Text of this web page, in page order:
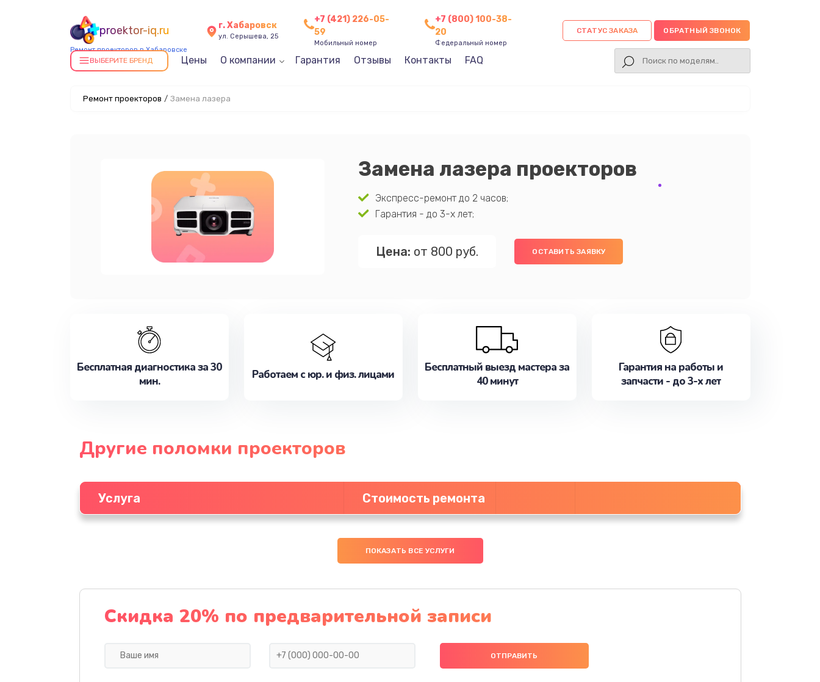
proektor-iq.ru
Ремонт проекторов в Хабаровске
г. Хабаровск
ул. Серышева, 25
+7 (421) 226-05-
59
Мобильный номер
+7 (800) 100-38-
20
Федеральный номер
СТАТУС ЗАКАЗА ОБРАТНЫЙ ЗВОНОК
ВЫБЕРИТЕ БРЕНД Цены О компании Гарантия Отзывы Контакты FAQ
Ремонт проекторов / Замена лазера
Замена лазера проекторов
Экспресс-ремонт до 2 часов;
Гарантия - до 3-х лет;
Цена: от 800 руб. ОСТАВИТЬ ЗАЯВКУ
Бесплатная диагностика за 30
мин.
Работаем с юр. и физ. лицами
Бесплатный выезд мастера за
40 минут
Гарантия на работы и
запчасти - до 3-х лет
Другие поломки проекторов
Услуга Стоимость ремонта
ПОКАЗАТЬ ВСЕ УСЛУГИ
Скидка 20% по предварительной записи